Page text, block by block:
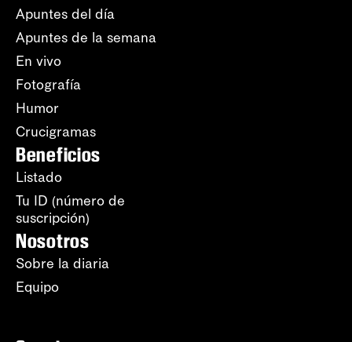
Apuntes del día
Apuntes de la semana
En vivo
Fotografía
Humor
Crucigramas
Beneficios
Listado
Tu ID (número de
suscripción)
Nosotros
Sobre la diaria
Equipo